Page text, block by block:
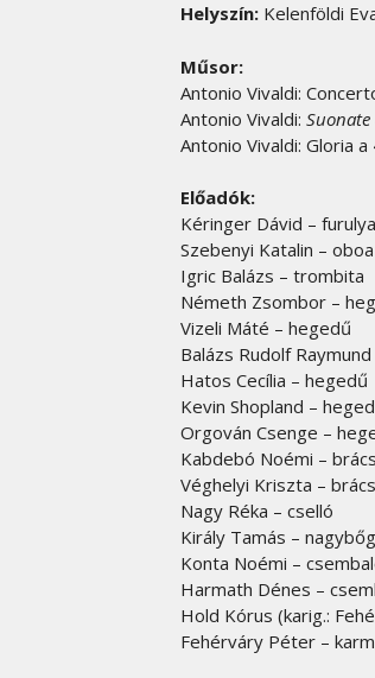
Helyszín: Kelenföldi
Műsor:
Antonio Vivaldi:
Antonio Vivaldi:
Antonio Vivaldi: Gloria
Előadók:
Kéringer Dávid – furulya
Szebenyi Katalin – oboa
Igric Balázs – trombita
Németh Zsombor –
Vizeli Máté – hegedű
Balázs Rudolf
Hatos Cecília – hegedű
Kevin Shopland –
Orgován Csenge –
Kabdebó Noémi –
Véghelyi Kriszta –
Nagy Réka – cselló
Király Tamás –
Konta Noémi –
Harmath Dénes –
Hold Kórus (karig.:
Fehérváry Péter –